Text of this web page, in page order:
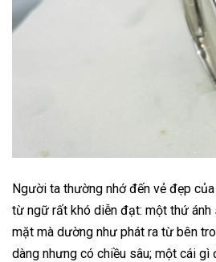
Người ta thường nhớ đến vẻ đẹp
từ ngữ rất khó diễn đạt: một thứ ánh
mặt mà dường như phát ra từ bên
dàng nhưng có chiều sâu; một cái